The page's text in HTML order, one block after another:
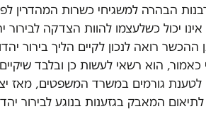
2019 הוציאה הרבנות הבהרה למשגיחי כשרות
יכול כשלעצמו להוות הצדקה לבירור
ההכשר רואה לנכון לקיים הליך בירור
הוא רשאי לעשות כן ובלבד
לטענת גורמים במשרד המשפטים, מאז
המאבק בגזענות בנוגע לבירור